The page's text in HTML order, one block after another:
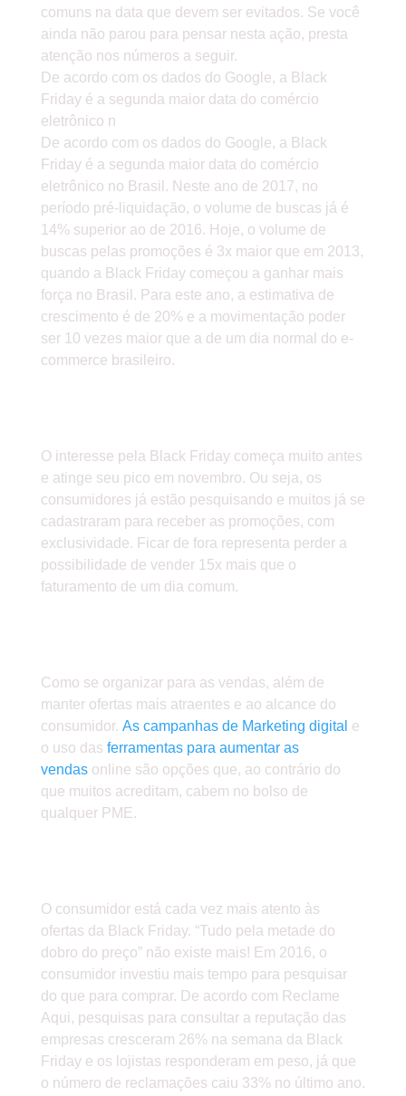
comuns na data que devem ser evitados. Se você
ainda não parou para pensar nesta ação, presta
atenção nos números a seguir.
De acordo com os dados do Google, a Black
Friday é a segunda maior data do comércio
eletrônico n
De acordo com os dados do Google, a Black
Friday é a segunda maior data do comércio
eletrônico no Brasil. Neste ano de 2017, no
período pré-liquidação, o volume de buscas já é
14% superior ao de 2016. Hoje, o volume de
buscas pelas promoções é 3x maior que em 2013,
quando a Black Friday começou a ganhar mais
força no Brasil. Para este ano, a estimativa de
crescimento é de 20% e a movimentação poder
ser 10 vezes maior que a de um dia normal do e-
commerce brasileiro.
O interesse pela Black Friday começa muito antes
e atinge seu pico em novembro. Ou seja, os
consumidores já estão pesquisando e muitos já se
cadastraram para receber as promoções, com
exclusividade. Ficar de fora representa perder a
possibilidade de vender 15x mais que o
faturamento de um dia comum.
Como se organizar para as vendas, além de
manter ofertas mais atraentes e ao alcance do
consumidor. As campanhas de Marketing digital e
o uso das ferramentas para aumentar as
vendasonline são opções que, ao contrário do
que muitos acreditam, cabem no bolso de
qualquer PME.
O consumidor está cada vez mais atento às
ofertas da Black Friday. “Tudo pela metade do
dobro do preço” não existe mais! Em 2016, o
consumidor investiu mais tempo para pesquisar
do que para comprar. De acordo com Reclame
Aqui, pesquisas para consultar a reputação das
empresas cresceram 26% na semana da Black
Friday e os lojistas responderam em peso, já que
o número de reclamações caiu 33% no último ano.